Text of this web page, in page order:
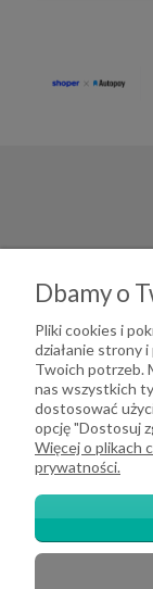
2026 DeHome.pl |
Dbamy o
Pliki cookies i
działanie strony
Twoich potrzeb.
nas wszystkich
dostosować
opcję "Dostosuj
Więcej o plikach
prywatności.